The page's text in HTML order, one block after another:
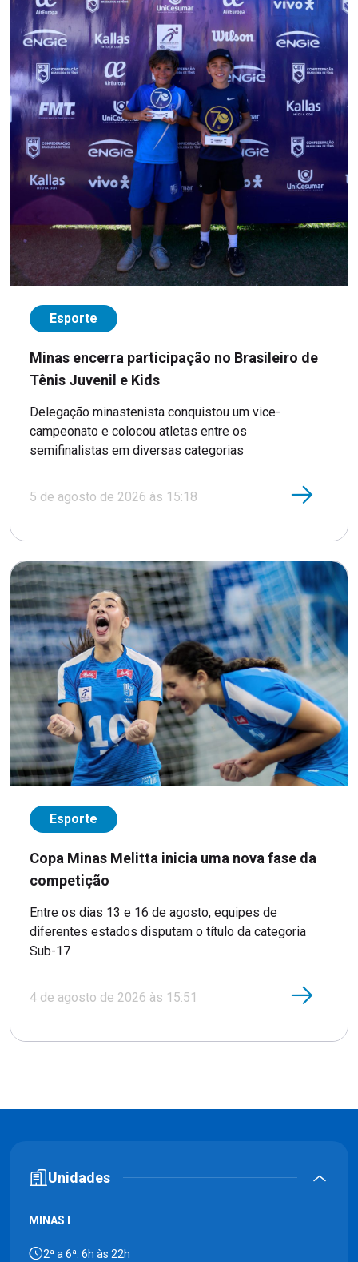
Esporte
Minas encerra participação no Brasileiro de
Tênis Juvenil e Kids
Delegação minastenista conquistou um vice-
campeonato e colocou atletas entre os
semifinalistas em diversas categorias
5 de agosto de 2026 às 15:18
Esporte
Copa Minas Melitta inicia uma nova fase da
competição
Entre os dias 13 e 16 de agosto, equipes de
diferentes estados disputam o título da categoria
Sub-17
4 de agosto de 2026 às 15:51
Unidades
MINAS I
2ª a 6ª: 6h às 22h